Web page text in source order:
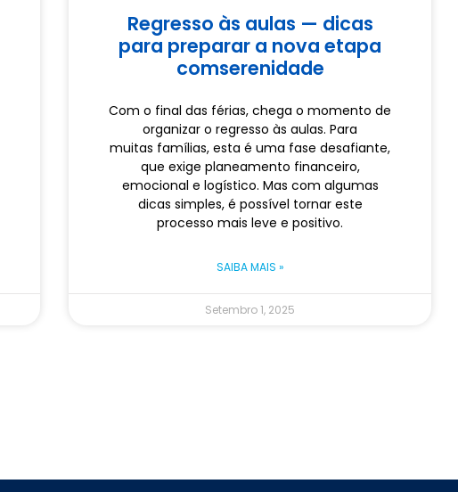
Regresso às aulas — dicas
para preparar a nova etapa
comserenidade
Com o final das férias, chega o momento de
organizar o regresso às aulas. Para
muitas famílias, esta é uma fase desafiante,
que exige planeamento financeiro,
emocional e logístico. Mas com algumas
dicas simples, é possível tornar este
processo mais leve e positivo.
SAIBA MAIS »
Setembro 1, 2025